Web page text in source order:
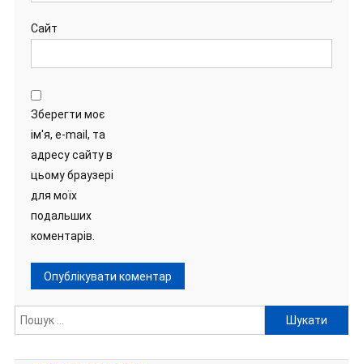
Сайт
Зберегти моє
ім'я, e-mail, та
адресу сайту в
цьому браузері
для моїх
подальших
коментарів.
Пошук: